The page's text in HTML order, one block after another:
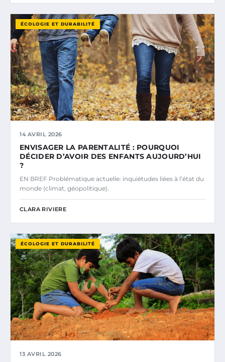
ÉCOLOGIE ET DURABILITÉ
14 AVRIL 2026
ENVISAGER LA PARENTALITÉ : POURQUOI
DÉCIDER D’AVOIR DES ENFANTS AUJOURD’HUI
?
EN BREF Problématique actuelle: inquiétudes liées à l’état du
monde (climat, géopolitique).
CLARA RIVIERE
ÉCOLOGIE ET DURABILITÉ
13 AVRIL 2026